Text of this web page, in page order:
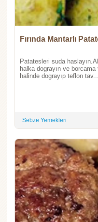
Fırında Mantarlı
Patatesleri suda
halka dograyın ve
halinde dograyıp teflon tav...
Sebze Yemekleri